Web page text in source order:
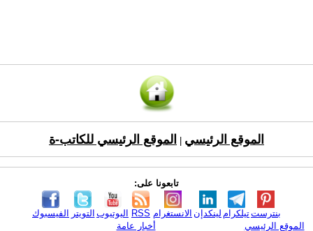
الموقع الرئيسي الموقع الرئيسي للكاتب-ة
تابعونا على:
الفيسبوك التويتر اليوتيوب RSS الانستغرام لينكدإن تيلكرامبنترست
الموقع الرئيسي
أخبار عامة